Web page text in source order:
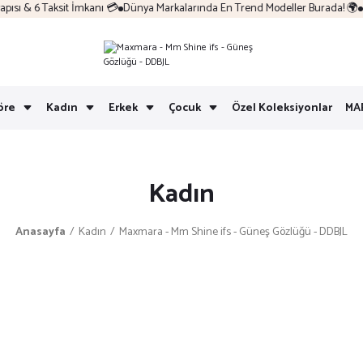
& 6 Taksit İmkanı 💳 Dünya Markalarında En Trend Modeller Burada! 🌍
Kadın Erkek Çocuk Özel Koleksiyonlar
Kadın
Anasayfa Kadın Maxmara - Mm Shine ifs - Güneş Gözlüğü - DDBJL